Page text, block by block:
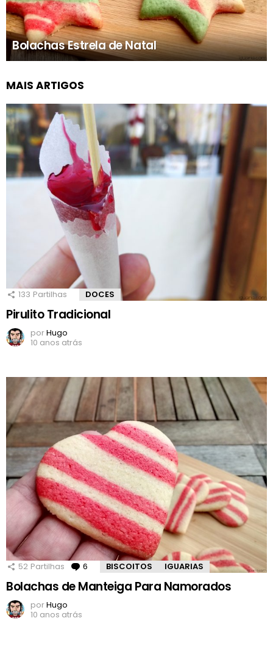
Bolachas Estrela de Natal
MAIS ARTIGOS
133 Partilhas DOCES
Pirulito Tradicional
porHugo
10 anos atrás
52 Partilhas 6 Comentários
BISCOITOS IGUARIAS
Bolachas de Manteiga Para Namorados
porHugo
10 anos atrás